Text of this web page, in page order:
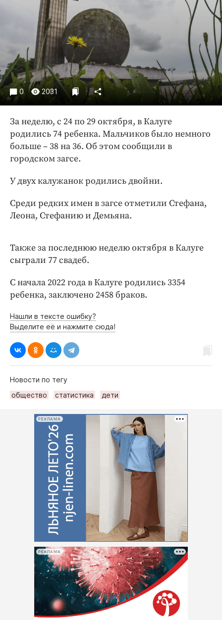
Образование
Общество
Погода
Праздники
Происшествия
Спорт
Экономика и бизнес
Блоги
Издания
Медиаперсона
Интересное чтиво
Бренд года
Работодатель года
0 2031
За неделю, с 24 по 29 октября, в Калуге
родились 74 ребенка. Мальчиков было немного
больше – 38 на 36. Об этом сообщили в
городском загсе.
У двух калужанок родились двойни.
Среди редких имен в загсе отметили Стефана,
Леона, Стефанию и Демьяна.
Также за последнюю неделю октября в Калуге
сыграли 77 свадеб.
С начала 2022 года в Калуге родились 3354
ребенка, заключено 2458 браков.
Нашли в тексте ошибку?
Выделите её и нажмите сюда!
Новости по тегу
общество
статистика дети
РЕКЛАМА
РЕКЛАМА